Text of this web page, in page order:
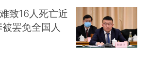
致16人死亡近
罢免全国人